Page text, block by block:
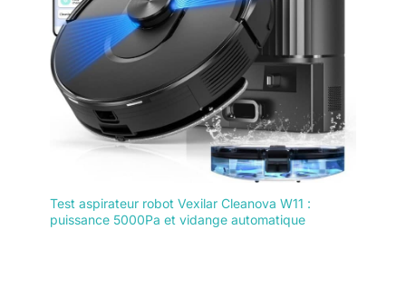
Test aspirateur robot Vexilar Cleanova W11 :
puissance 5000Pa et vidange automatique